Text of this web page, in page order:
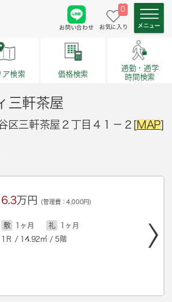
お問い合わせ
0
お気に入り
ア検索 価格検索
通勤・通学
時間検索
三軒茶屋
区三軒茶屋２丁目４１－２[MAP]
6.3万円 (管理費：4,000円)
敷 1ヶ月 礼
1ヶ月
1Ｒ / 14.92㎡ / 5階